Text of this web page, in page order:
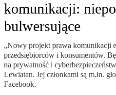
komunikacji:
bulwersujące
„Nowy projekt prawa komunikacji
przedsiębiorców i konsumentów.
na prywatność i
Lewiatan. Jej członkami są m.in.
Facebook.